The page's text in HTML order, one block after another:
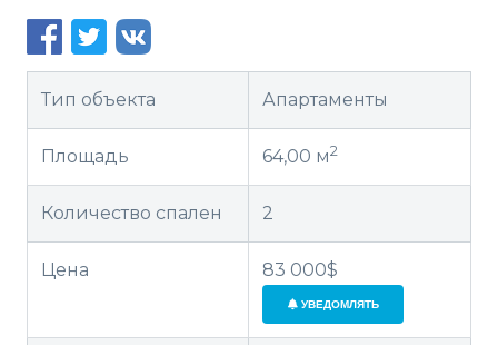
Тип объекта Апартаменты
Площадь 64,00 м2
Количество спален 2
Цена 83 000$
УВЕДОМЛЯТЬ